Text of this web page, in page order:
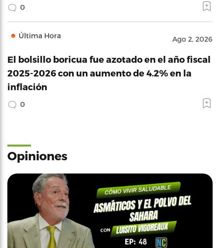
0
Última Hora Ago 2, 2026
El bolsillo boricua fue azotado en el año fiscal
2025-2026 con un aumento de 4.2% en la
inflación
0
Opiniones